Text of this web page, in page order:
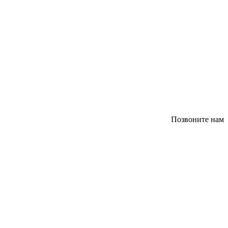
Позвоните нам